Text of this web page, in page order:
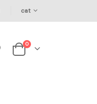
Language
cat
Cesta
0elements